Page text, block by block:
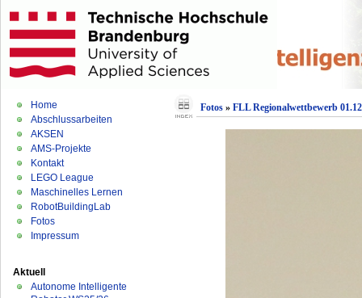
Home
Abschlussarbeiten
AKSEN
AMS-Projekte
Kontakt
LEGO League
Maschinelles Lernen
RobotBuildingLab
Fotos
Impressum
Aktuell
Autonome Intelligente
Fotos» FLL Regionalwettbewerb